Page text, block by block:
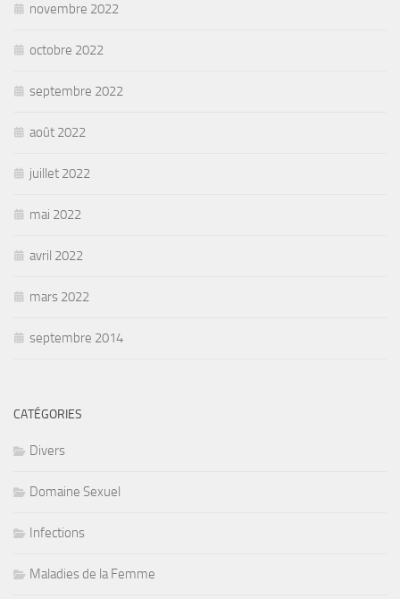
novembre 2022
octobre 2022
septembre 2022
août 2022
juillet 2022
mai 2022
avril 2022
mars 2022
septembre 2014
CATÉGORIES
Divers
Domaine Sexuel
Infections
Maladies de la Femme